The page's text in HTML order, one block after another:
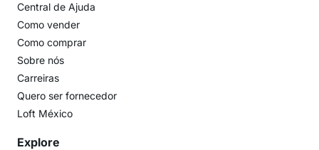
Central de Ajuda
Como vender
Como comprar
Sobre nós
Carreiras
Quero ser fornecedor
Loft México
Explore